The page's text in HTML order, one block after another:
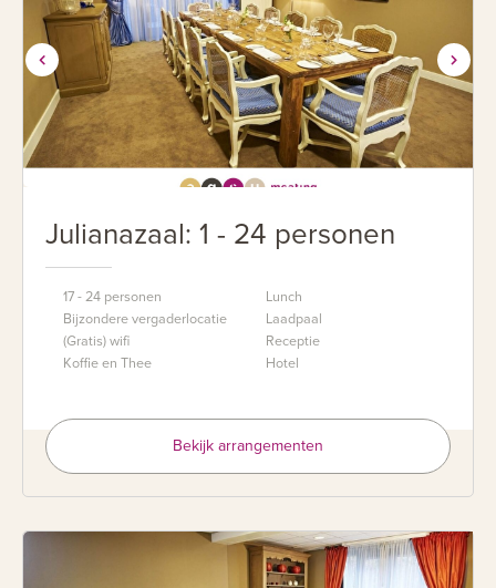
Julianazaal: 1 - 24 personen
17 - 24 personen
Bijzondere vergaderlocatie
(Gratis) wifi
Koffie en Thee
Lunch
Laadpaal
Receptie
Hotel
Bekijk arrangementen